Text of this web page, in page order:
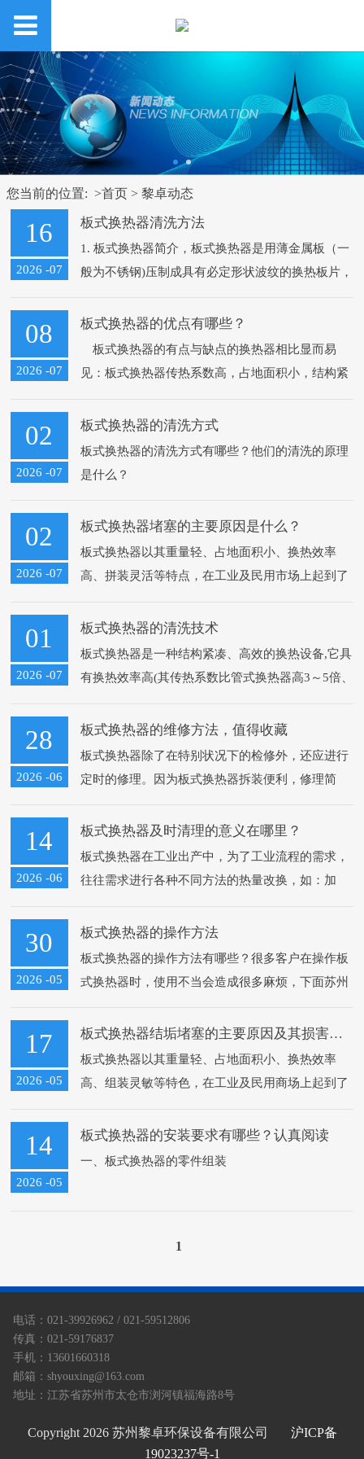
您当前的位置: >首页> 黎卓动态
16
2026 -07
板式换热器清洗方法
1. 板式换热器简介，板式换热器是用薄金属板（一
般为不锈钢)压制成具有必定形状波纹的换热板片，
板片、密封胶垫、夹紧螺栓、压紧板...
08
2026 -07
板式换热器的优点有哪些？
板式换热器的有点与缺点的换热器相比显而易
见：板式换热器传热系数高，占地面积小，结构紧
为管壳式换热器的1/2～1/3。并且不像管壳式换...
02
2026 -07
板式换热器的清洗方式
板式换热器的清洗方式有哪些？他们的清洗的原理
是什么？
1、清洗剂的挑选
清洗剂的挑选，目前采用的是酸洗，它包含有机酸
02
2026 -07
板式换热器堵塞的主要原因是什么？
板式换热器以其重量轻、占地面积小、换热效率
高、拼装灵活等特点，在工业及民用市场上起到了
转横截面积小，高温水或带有纤维和颗粒...
01
2026 -07
板式换热器的清洗技术
板式换热器是一种结构紧凑、高效的换热设备,它具
有换热效率高(其传热系数比管式换热器高3～5倍、
资小、易于除垢、牢靠耐用等特...
28
2026 -06
板式换热器的维修方法，值得收藏
板式换热器除了在特别状况下的检修外，还应进行
定时的修理。因为板式换热器拆装便利，修理简
况可选用不同的办法，假如设备没有发生渗...
14
2026 -06
板式换热器及时清理的意义在哪里？
板式换热器在工业出产中，为了工业流程的需求，
往往需求进行各种不同方法的热量改换，如：加
成上述热量交换与传递的设备。板式换热器除...
30
2026 -05
板式换热器的操作方法
板式换热器的操作方法有哪些？很多客户在操作板
式换热器时，使用不当会造成很多麻烦，下面苏州
器操作方式以及注意事项...
17
2026 -05
板式换热器结垢堵塞的主要原因及其损害有哪些？
板式换热器以其重量轻、占地面积小、换热效率
高、组装灵敏等特色，在工业及民用商场上起到了
转横截面积小，高温水或带有纤维和颗粒...
14
2026 -05
板式换热器的安装要求有哪些？认真阅读
一、板式换热器的零件组装
1
电话：021-39926962 / 021-59512806
传真：021-59176837
手机：13601660318
邮箱：shyouxing@163.com
地址：江苏省苏州市太仓市浏河镇福海路8号
Copyright 2026 苏州黎卓环保设备有限公司 沪ICP备
19023237号-1